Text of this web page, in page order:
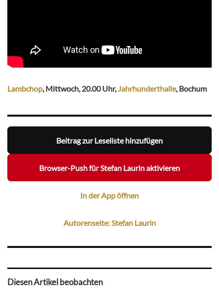
Lambchop, Mittwoch, 20.00 Uhr,Jahrhunderthalle, Bochum
Beitrag zur Leseliste hinzufügen
Browser-Push für Stefan Laurin aktivieren
In der App öffnen
Autorenseite: Stefan Laurin
Diesen Artikel beobachten